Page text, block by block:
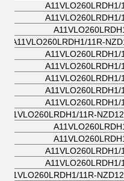
A11VLO260LRDH1/11R-
A11VLO260LRDH1/11R-
A11VLO260LRDH1/11R-